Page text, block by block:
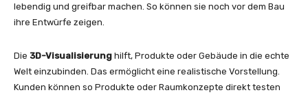
lebendig und greifbar machen. So können sie noch vor dem Bau
ihre Entwürfe zeigen.
Die 3D-Visualisierung hilft, Produkte oder Gebäude in die echte
Welt einzubinden. Das ermöglicht eine realistische Vorstellung.
Kunden können so Produkte oder Raumkonzepte direkt testen